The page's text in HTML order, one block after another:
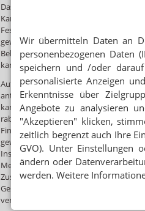
Wir übermitteln Daten an
personenbezogenen Daten
speichern und /oder
personalisierte Anzeigen
Erkenntnisse über
Angebote zu analysieren
"Akzeptieren" klicken,
zeitlich begrenzt auch Ihre
GVO). Unter Einstellungen
ändern oder
werden. Weitere
Das BMG vermeidet auch auf Nachfrage
Kante. Seiner Antwort schickt das
Festzuschlag der
gewährleisten, dass der Großhandel
Belieferung der Apotheken
kann.“
Auf die Frage, wie denn nun Skonti
antwortet das Ministerium wiederum
kann den Apotheken handelsübliche
rabattfähige prozentuale Zuschlag
Finanzierung wertabhängiger
gewissen Spielraum bei der
Insbesondere soll er
Mengen, ermöglichen. Durch
Zuschlags wird das Ausmaß des
Gesamtkondition wird im Markt
verstanden.